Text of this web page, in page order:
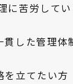
に苦労してい
した管理体
を立てたい方